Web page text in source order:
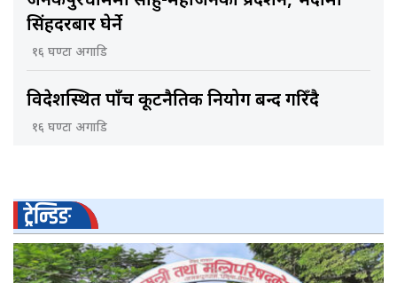
सिंहदरबार घेर्ने
१६ घण्टा अगाडि
विदेशस्थित पाँच कूटनैतिक नियोग बन्द गरिँदै
१६ घण्टा अगाडि
ट्रेन्डिङ